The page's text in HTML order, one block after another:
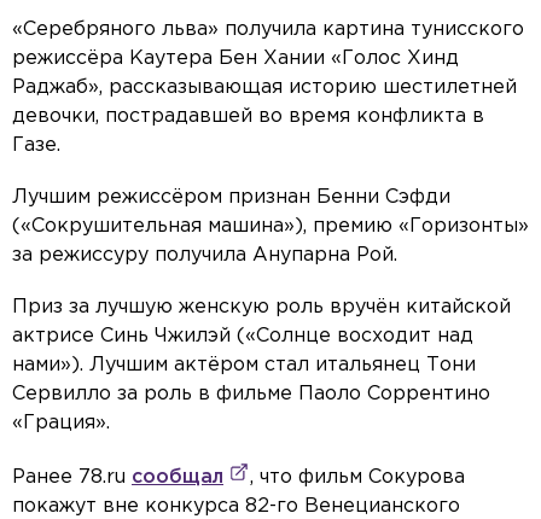
«Серебряного льва» получила картина тунисского
режиссёра Каутера Бен Хании «Голос Хинд
Раджаб», рассказывающая историю шестилетней
девочки, пострадавшей во время конфликта в
Газе.
Лучшим режиссёром признан Бенни Сэфди
(«Сокрушительная машина»), премию «Горизонты»
за режиссуру получила Анупарна Рой.
Приз за лучшую женскую роль вручён китайской
актрисе Синь Чжилэй («Солнце восходит над
нами»). Лучшим актёром стал итальянец Тони
Сервилло за роль в фильме Паоло Соррентино
«Грация».
Ранее 78.ru сообщал
, что фильм Сокурова
покажут вне конкурса 82-го Венецианского